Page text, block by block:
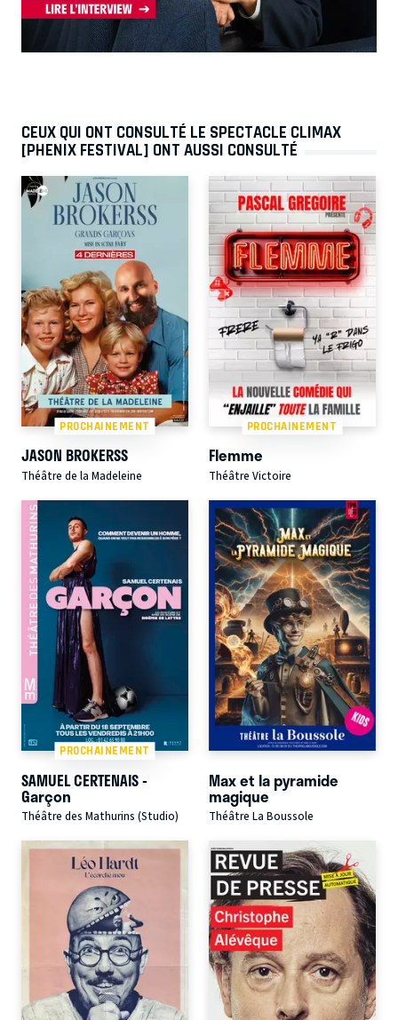
CEUX QUI ONT CONSULTÉ LE SPECTACLE CLIMAX
[PHENIX FESTIVAL] ONT AUSSI CONSULTÉ
PROCHAINEMENT
JASON BROKERSS
Théâtre de la Madeleine
PROCHAINEMENT
Flemme
Théâtre Victoire
PROCHAINEMENT
SAMUEL CERTENAIS -
Garçon
Théâtre des Mathurins (Studio)
Max et la pyramide
magique
Théâtre La Boussole